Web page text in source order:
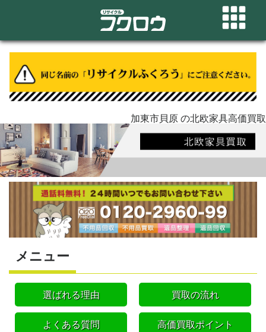
加東市貝原 の北欧家具高価買取
メニュー
選ばれる理由 買取の流れ
よくある質問 高価買取ポイント